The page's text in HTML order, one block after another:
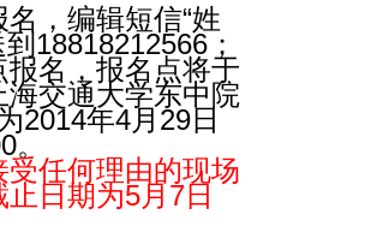
，编辑短信“姓
18818212566；
名，报名点将于
海交通大学东中院
2014年4月29日
受任何理由的现场
日期为5月7日